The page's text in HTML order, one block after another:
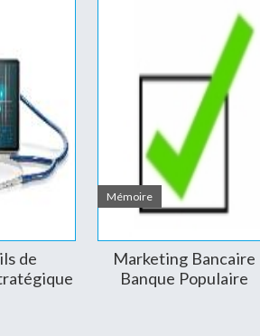
positionné en fonction de son cycle de
de
Mémoire
Marketing Bancaire
Banque Populaire